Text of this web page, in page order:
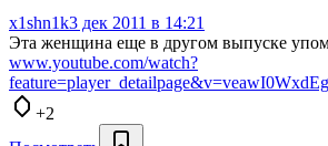
x1shn1k3 дек 2011 в 14:21
Эта женщина еще в другом выпуске
www.youtube.com/watch?
+2